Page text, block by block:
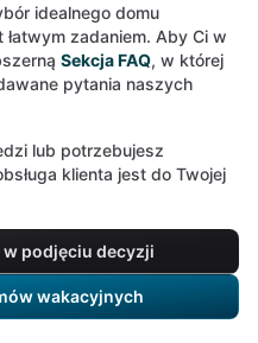
idealnego domu
zadaniem. Aby Ci w
Sekcja FAQ, w której
pytania naszych
lub potrzebujesz
klienta jest do Twojej
podjęciu decyzji
wakacyjnych